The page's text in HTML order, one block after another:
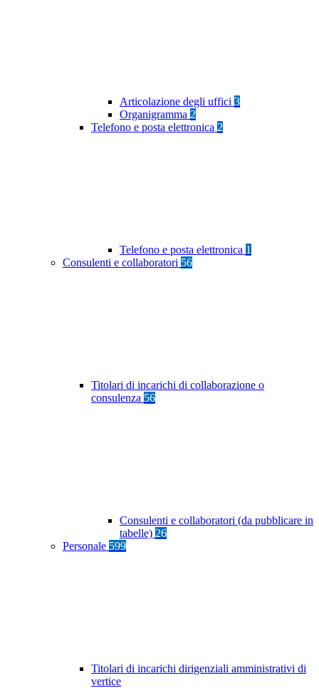
Articolazione degli uffici 3
Organigramma 2
Telefono e posta elettronica 2
Telefono e posta elettronica 1
Consulenti e collaboratori 56
Titolari di incarichi di collaborazione o
consulenza 56
Consulenti e collaboratori (da pubblicare in
tabelle) 26
Personale 599
Titolari di incarichi dirigenziali amministrativi di
vertice